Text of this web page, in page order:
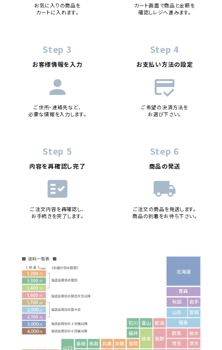
お気に入りの商品を
カートに入れます。
カート画面で商品と金額を
確認しレジへ進みます。
Step 3
お客様情報を入力
person
ご住所・連絡先など、
必要な情報を入力します。
Step 4
お支払い方法の設定
credit_score
ご希望の決済方法を
お選び下さい。
Step 5
内容を再確認し完了
fact_check
ご注文内容を再確認し、
お手続きを完了します。
Step 6
商品の発送
local_shipping
ご注文の商品を発送します。
商品の到着をお待ち下さい。